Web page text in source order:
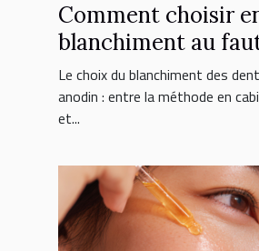
Comment choisir
blanchiment au
domicile ?
Le choix du blanchiment des
anodin : entre la méthode en
et...